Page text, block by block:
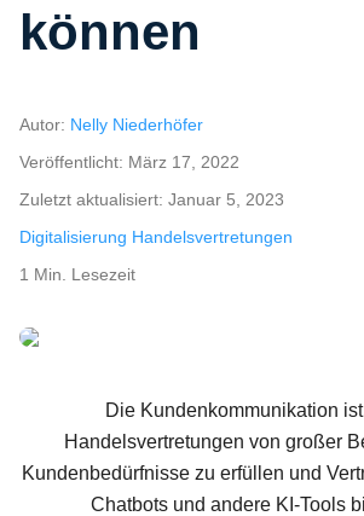
können
Autor: Nelly Niederhöfer
Veröffentlicht: März 17, 2022
Zuletzt aktualisiert: Januar 5, 2023
Digitalisierung Handelsvertretungen
1 Min. Lesezeit
Die Kundenkommunikation
Handelsvertretungen von großer
Kundenbedürfnisse zu erfüllen und
Chatbots und andere KI-Tools